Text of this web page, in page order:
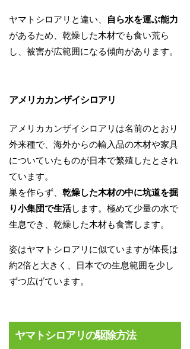
ヤマトシロアリと違い、
自ら水を運ぶ能力
があるため、乾燥した木材でも食い荒ら
し、被害が広範囲になる傾向があります。
アメリカカンザイシロアリ
アメリカカンザイシロアリは名前のとおり
外来種で、海外からの輸入品の木材や家具
についていたものが日本で繁殖したとされ
ています。
巣を作らず、 乾燥した木材の中に坑道を掘
り小集団で生活します。極めて少量の水で
生息でき、乾燥した木材も食害します。
姿はヤマトシロアリに似ていますが体長は
約2倍と大きく、日本での生息範囲を少し
ずつ広げています。
ヤマトシロアリの駆除方法